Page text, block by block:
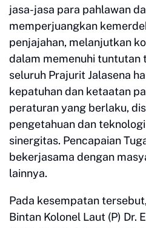
jasa-jasa para pahlawan
memperjuangkan
penjajahan, melanjutkan
dalam memenuhi tuntutan
seluruh Prajurit Jalasena
kepatuhan dan ketaatan
peraturan yang berlaku,
pengetahuan dan
sinergitas. Pencapaian
bekerjasama dengan
lainnya.
Pada kesempatan
Bintan Kolonel Laut (P) Dr.